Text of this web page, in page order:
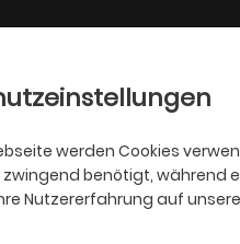
werden Cookies
benötigt, während
Nutzererfahrung auf